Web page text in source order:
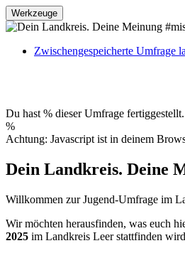
Werkzeuge
Zwischengespeicherte Umfrage
Du hast % dieser Umfrage fertiggestellt.
%
Achtung: Javascript ist in deinem
Dein Landkreis. Deine
Willkommen zur Jugend-Umfrage im
Wir möchten herausfinden, was euch
2025 im Landkreis Leer stattfinden